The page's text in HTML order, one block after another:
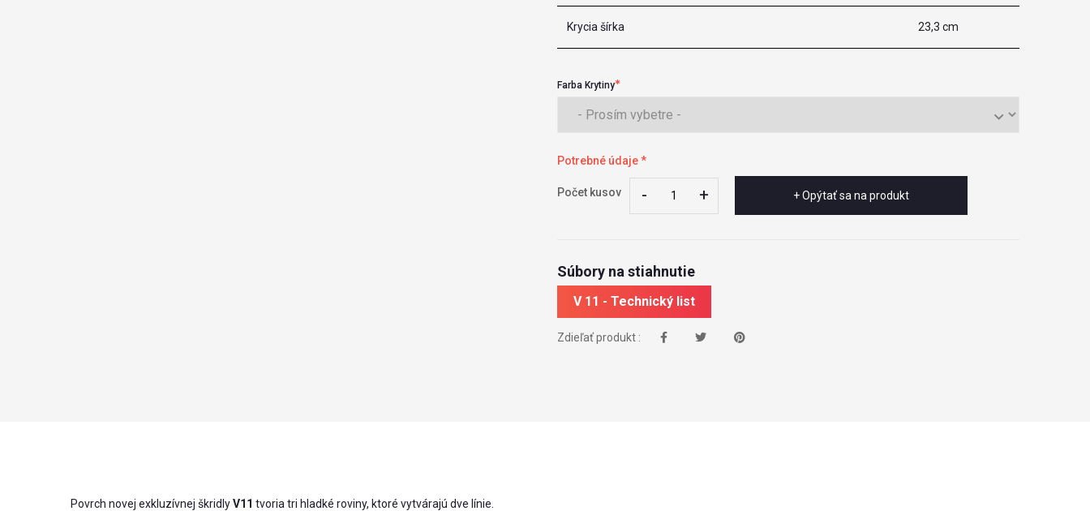
Krycia šírka 23,3 cm
Farba Krytiny
Potrebné údaje *
Počet kusov - +
- + + Opýtať sa na produkt
Súbory na stiahnutie
V 11 - Technický list
Zdieľať produkt :
Povrch novej exkluzívnej škridlyV11 tvoria tri hladké roviny, ktoré vytvárajú dve línie.